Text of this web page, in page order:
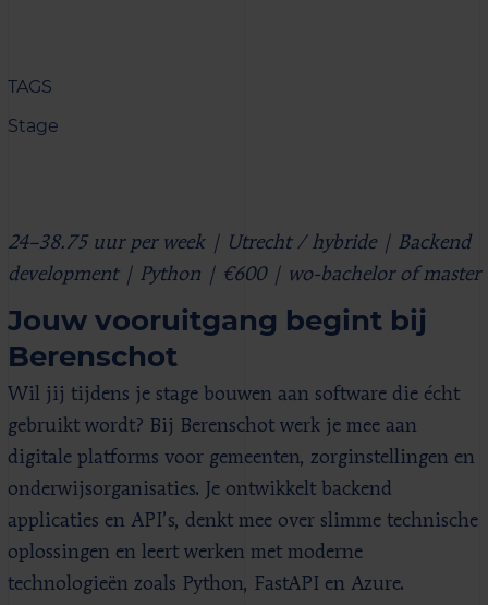
TAGS
Stage
24–38.75 uur per week | Utrecht / hybride | Backend
development | Python | €600 | wo-bachelor of master
Jouw vooruitgang begint bij
Berenschot
Wil jij tijdens je stage bouwen aan software die écht
gebruikt wordt? Bij Berenschot werk je mee aan
digitale platforms voor gemeenten, zorginstellingen en
onderwijsorganisaties. Je ontwikkelt backend
applicaties en API’s, denkt mee over slimme technische
oplossingen en leert werken met moderne
technologieën zoals Python, FastAPI en Azure.